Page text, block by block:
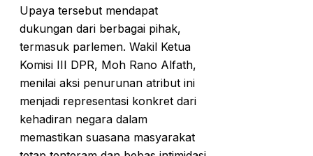
Upaya tersebut mendapat
dukungan dari berbagai pihak,
termasuk parlemen. Wakil Ketua
Komisi III DPR, Moh Rano Alfath,
menilai aksi penurunan atribut ini
menjadi representasi konkret dari
kehadiran negara dalam
memastikan suasana masyarakat